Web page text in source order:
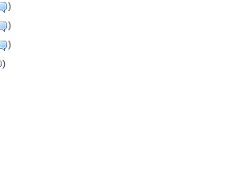
)
)
)
)